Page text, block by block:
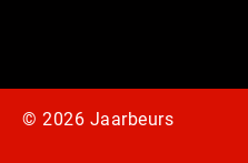
© 2026 Jaarbeurs